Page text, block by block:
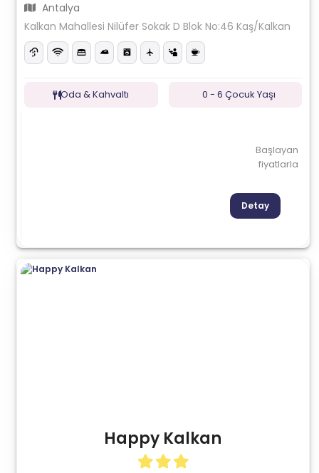
Antalya
Kalkan Mahallesi Nilüfer Sokak D Blok No:46 Kaş/Kalkan
Oda & Kahvaltı 0 - 6 Çocuk Yaşı
Başlayan
fiyatlarla
Detay
Happy Kalkan